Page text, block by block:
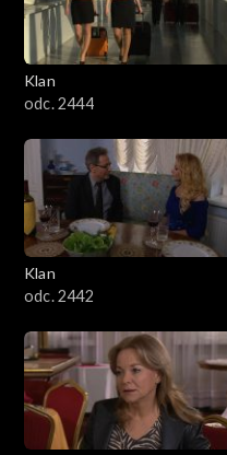
Klan
odc. 2444
Klan
odc. 2442